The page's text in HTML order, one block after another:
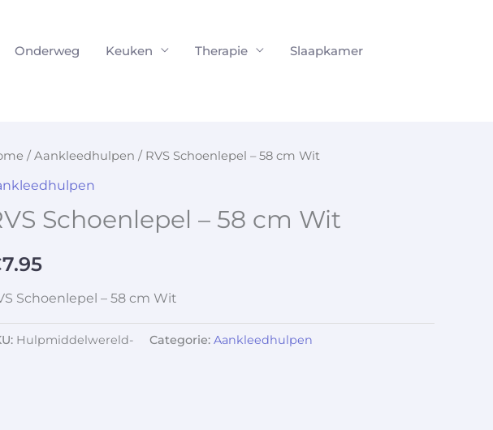
Onderweg Keuken Therapie
Slaapkamer
/ Aankleedhulpen / RVS Schoenlepel – 58 cm Wit
Schoenlepel – 58 cm Wit
7.95
Schoenlepel – 58 cm Wit
Hulpmiddelwereld- Categorie: Aankleedhulpen